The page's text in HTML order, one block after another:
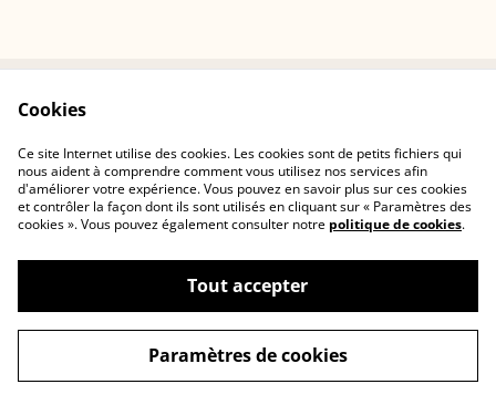
confidentialité
Politique de cookies
Contactez-nous
©2026Cerisia Concept
powered by
Cookies
Ce site Internet utilise des cookies. Les cookies sont de petits fichiers qui
nous aident à comprendre comment vous utilisez nos services afin
d'améliorer votre expérience. Vous pouvez en savoir plus sur ces cookies
et contrôler la façon dont ils sont utilisés en cliquant sur « Paramètres des
cookies ». Vous pouvez également consulter notre politique de cookies.
Tout accepter
Paramètres de cookies